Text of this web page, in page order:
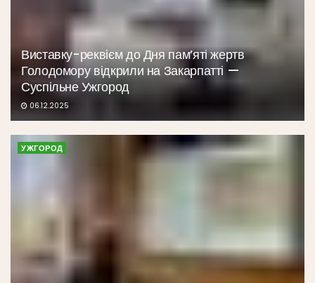
Виставку-реквієм до Дня пам’яті жертв
Голодомору відкрили на Закарпатті —
Суспільне Ужгород
06.12.2025
УЖГОРОД